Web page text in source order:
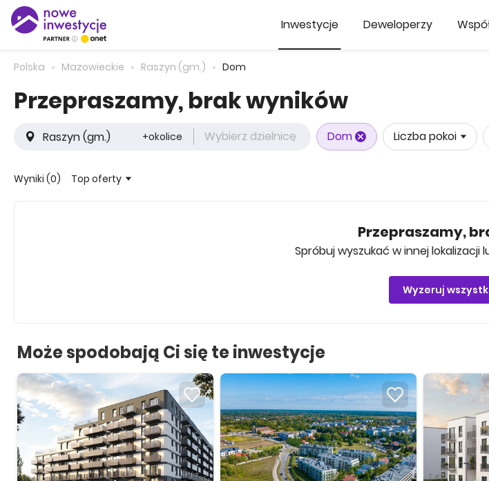
Inwestycje Deweloperzy
Polska Mazowieckie Raszyn (gm.) Dom
Przepraszamy, brak wyników
+okolice Wybierz dzielnicę Dom Liczba pokoi
Wyniki (0) Top oferty
Przepraszamy,
Spróbuj wyszukać w innej
Wyzeruj
Może spodobają Ci się te inwestycje